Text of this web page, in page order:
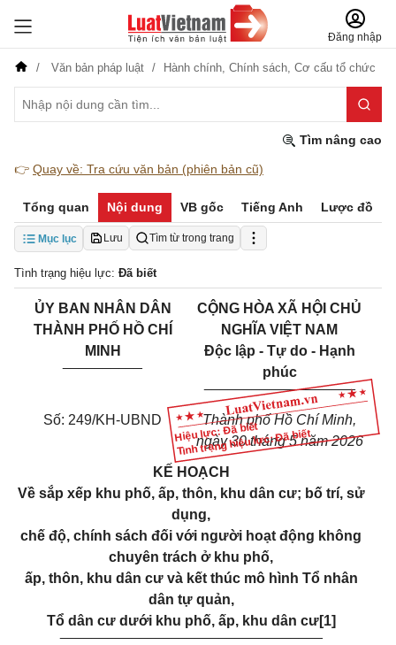
Đăng nhập
Văn bản pháp luật Hành chính, Chính sách, Cơ cấu tổ chức
Tìm nâng cao
👉 Quay về: Tra cứu văn bản (phiên bản cũ)
Tổng quan Nội dung VB gốc Tiếng Anh Lược đồ
Mục lục Lưu Tìm từ trong trang
Tình trạng hiệu lực: Đã biết
Hiệu lực: Đã biết
Tình trạng hiệu lực: Đã biết
ỦY BAN NHÂN DÂN
THÀNH PHỐ HỒ CHÍ
MINH
CỘNG HÒA XÃ HỘI CHỦ
NGHĨA VIỆT NAM
Độc lập - Tự do - Hạnh
phúc
___________________
Số: 249/KH-UBND
Thành phố Hồ Chí Minh,
ngày 30 tháng 5 năm 2026
KẾ HOẠCH
Về sắp xếp khu phố, ấp, thôn, khu dân cư; bố trí, sử
dụng,
chế độ, chính sách đối với người hoạt động không
chuyên trách ở khu phố,
ấp, thôn, khu dân cư và kết thúc mô hình Tổ nhân
dân tự quản,
Tổ dân cư dưới khu phố, ấp, khu dân cư[1]
_________________________________